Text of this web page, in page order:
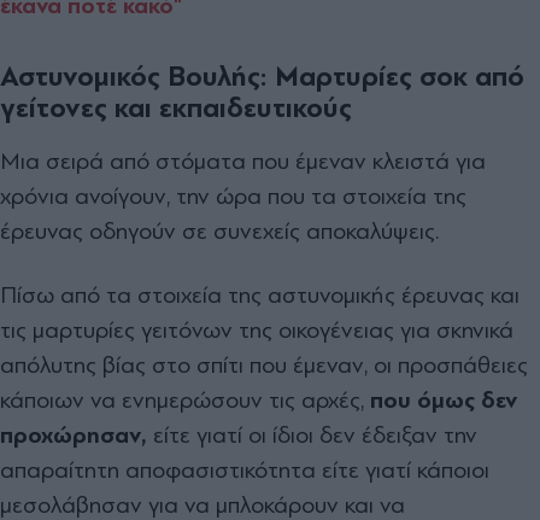
Αστυνομικός Βουλής: Μαρτυρίες σοκ από
γείτονες και εκπαιδευτικούς
Μια σειρά από στόματα που έμεναν κλειστά για
χρόνια ανοίγουν, την ώρα που τα στοιχεία της
έρευνας οδηγούν σε συνεχείς αποκαλύψεις.
Πίσω από τα στοιχεία της αστυνομικής έρευνας και
τις μαρτυρίες γειτόνων της οικογένειας για σκηνικά
απόλυτης βίας στο σπίτι που έμεναν, οι προσπάθειες
κάποιων να ενημερώσουν τις αρχές, που όμως δεν
προχώρησαν, είτε γιατί οι ίδιοι δεν έδειξαν την
απαραίτητη αποφασιστικότητα είτε γιατί κάποιοι
μεσολάβησαν για να μπλοκάρουν και να